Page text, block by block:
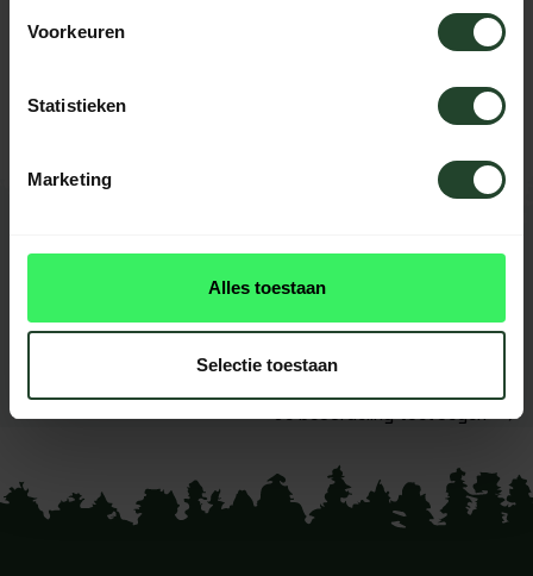
Voorkeuren
Statistieken
Marketing
Alles toestaan
Selectie toestaan
REVIEWS 0beoordelingen
Dit product heeft nog geen
Je beoordeling toevoegen